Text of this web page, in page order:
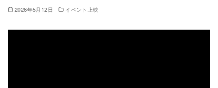
2026年5月12日 イベント上映